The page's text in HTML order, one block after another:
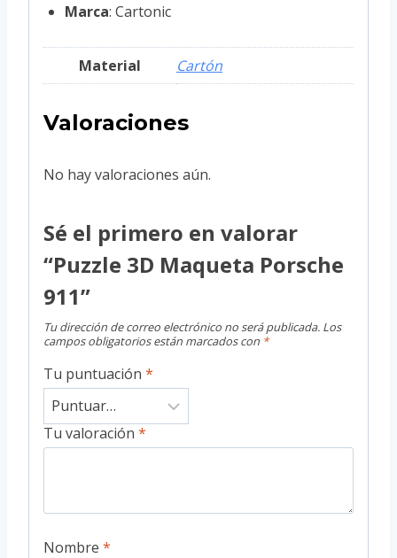
Marca: Cartonic
Material Cartón
Valoraciones
No hay valoraciones aún.
Sé el primero en valorar
“Puzzle 3D Maqueta Porsche
911”
Tu dirección de correo electrónico no será publicada. Los
campos obligatorios están marcados con *
Tu puntuación *
Tu valoración *
Nombre *